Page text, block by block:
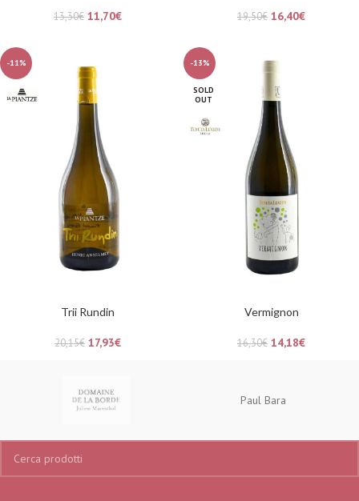
13,30€ 11,70€ 19,50€ 16,40€
-11%
Trii Rundin
20,15€ 17,93€
-13%
SOLD
OUT
Vermignon
16,30€ 14,18€
Paul Bara